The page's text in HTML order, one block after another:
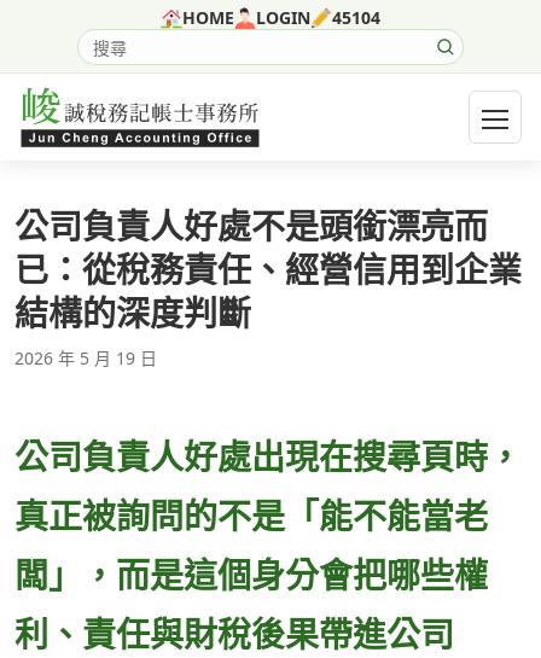
HOME LOGIN 45104
搜尋網站內容
開啟
公司負責人好處不是頭銜漂亮而
已：從稅務責任、經營信用到企業
結構的深度判斷
2026 年 5 月 19 日
公司負責人好處出現在搜尋頁時，
真正被詢問的不是「能不能當老
闆」，而是這個身分會把哪些權
利、責任與財稅後果帶進公司